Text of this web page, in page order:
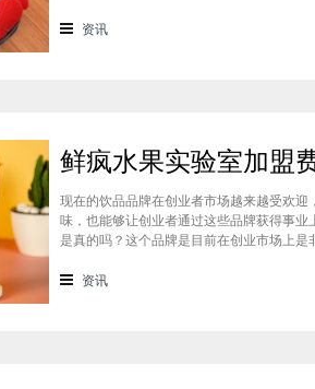
会有加盟商去加盟传统烘焙店呢？这您就有
资讯
现在的饮品品牌在创业者市场越来越受欢
味，也能够让创业者通过这些品牌获得事
是真的吗？这个品牌是目前在创业市场上
鲜疯水果实验室加盟用也成为了众多创业者
资讯